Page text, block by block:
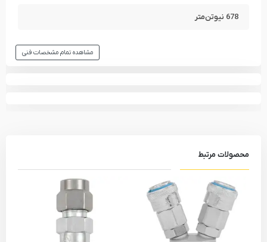
678 نیوتن‌متر
مشاهده تمام مشخصات فنی
محصولات مرتبط